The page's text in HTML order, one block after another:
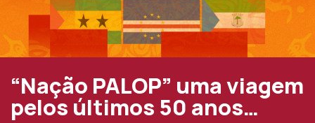
PALOP” uma viagem
últimos 50 anos…